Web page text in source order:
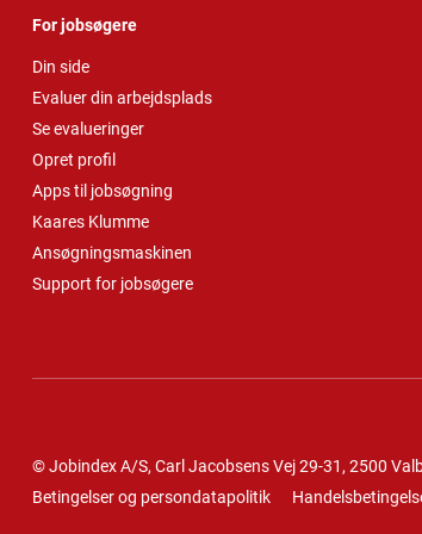
For jobsøgere
Din side
Evaluer din arbejdsplads
Se evalueringer
Opret profil
Apps til jobsøgning
Kaares Klumme
Ansøgningsmaskinen
Support for jobsøgere
© Jobindex A/S, Carl Jacobsens Vej 29-31, 2500
Betingelser og persondatapolitik